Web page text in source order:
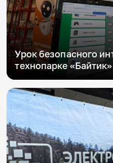
Урок безопасного
технопарке